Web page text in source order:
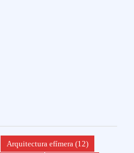
Arquitectura efímera (12)